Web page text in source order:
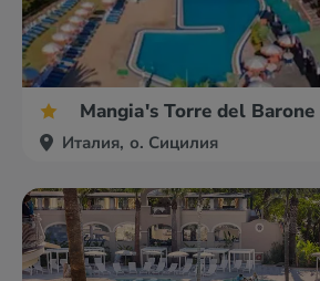
Mangia's Torre del
Италия, о. Сицилия